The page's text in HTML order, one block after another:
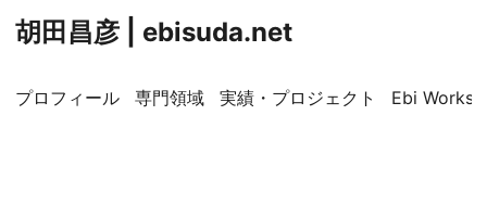
胡田昌彦 | ebisuda.net
プロフィール 専門領域 実績・プロジェクト Ebi